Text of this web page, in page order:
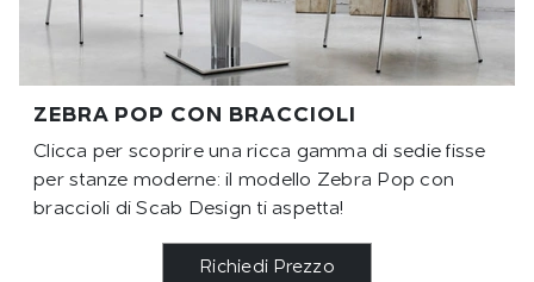
ZEBRA POP CON BRACCIOLI
Clicca per scoprire una ricca gamma di sedie fisse
per stanze moderne: il modello Zebra Pop con
braccioli di Scab Design ti aspetta!
Richiedi Prezzo